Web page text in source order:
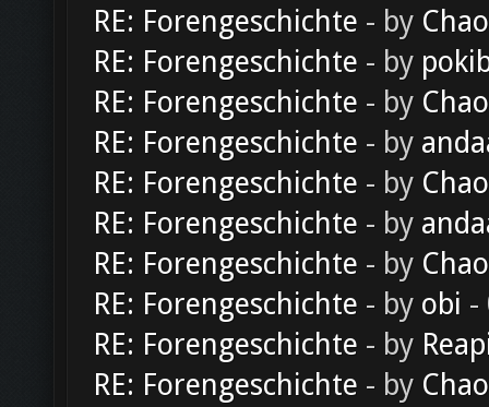
RE: Forengeschichte - by
RE: Forengeschichte - by
RE: Forengeschichte - by
RE: Forengeschichte - by
RE: Forengeschichte - by
RE: Forengeschichte - by
RE: Forengeschichte - by
RE: Forengeschichte - by obi -
RE: Forengeschichte - by
RE: Forengeschichte - by